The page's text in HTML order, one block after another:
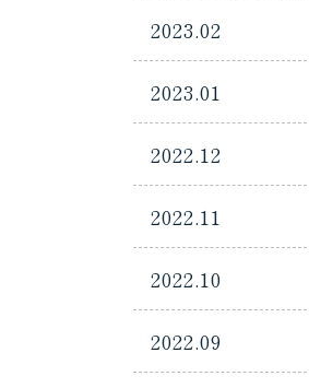
2023.02
2023.01
2022.12
2022.11
2022.10
2022.09